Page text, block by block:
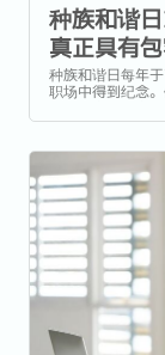
种族和谐
真正具有
种族和谐日每年
职场中得到纪念
成为受保护的特